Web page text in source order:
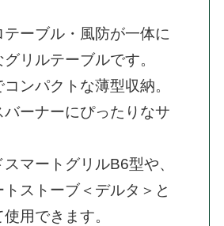
テーブル・風防が一体に
リルテーブルです。
ンパクトな薄型収納。
バーナーにぴったりなサ
マートグリルB6型や、
ストーブ＜デルタ＞と
用できます。